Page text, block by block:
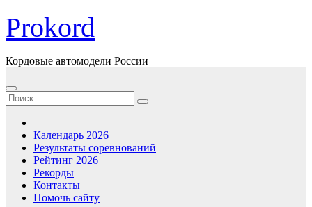
Перейти
содержимому
Prokord
Кордовые автомодели России
Календарь 2026
Результаты соревнований
Рейтинг 2026
Рекорды
Контакты
Помочь сайту